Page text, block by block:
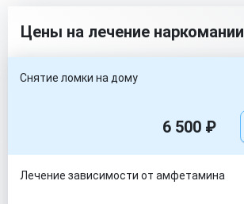
Цены на лечение наркомании
Снятие ломки на дому
6 500 ₽
Лечение зависимости от амфетамина